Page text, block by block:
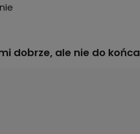
dobrze, ale nie do końca